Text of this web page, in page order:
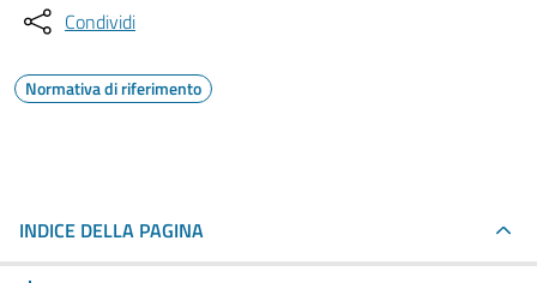
Condividi
Normativa di riferimento
INDICE DELLA PAGINA